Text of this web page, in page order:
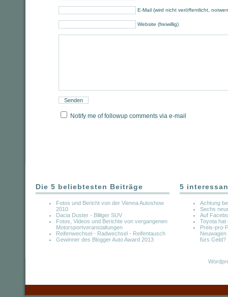
E-Mail (wird nicht veröffentlicht,
Website (freiwillig)
Notify me of followup comments via e-mail
Die 5 beliebtesten Beiträge
Fotos und Bericht von der Vienna Autoshow
2010
Dacia Duster - Billiger SUV
Fotos, Videos und Berichte von vergangenen
Motorsportveranstaltungen
Reifenwechsel - Radwechsel - Reifentausch
Gewinner des Blogger Auto Award 2013
5
Achtung
Sechs
Auf
Toyota hat
Preis-pro-
fürs Geld?